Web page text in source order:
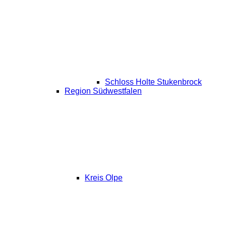
Schloss Holte Stukenbrock
Region Südwestfalen
Kreis Olpe